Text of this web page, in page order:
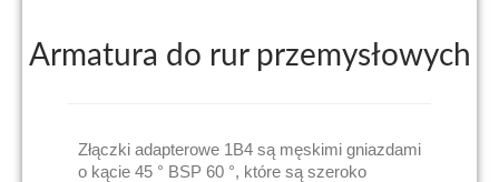
Armatura do rur przemysłowych
Złączki adapterowe 1B4 są męskimi gniazdami
o kącie 45 ° BSP 60 °, które są szeroko